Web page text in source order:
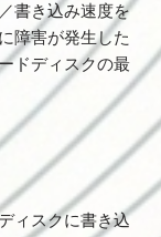
書き込み速度を
障害が発生した
ドディスクの最
ィスクに書き込